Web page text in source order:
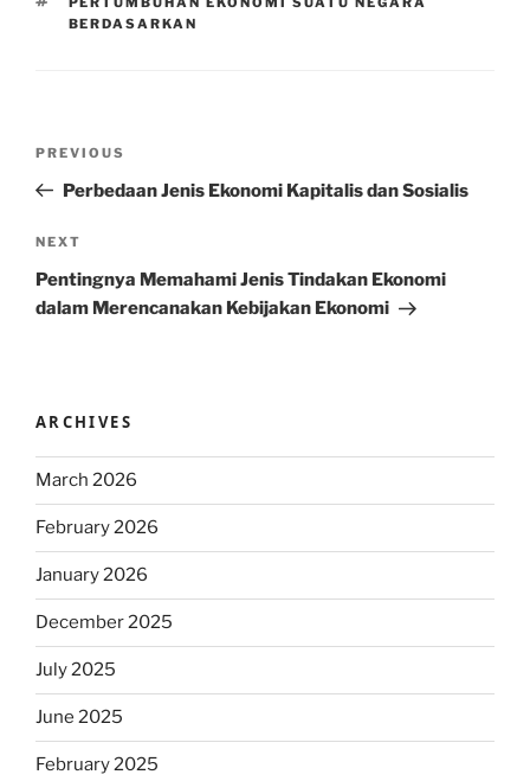
BERDASARKAN
Previous
Post
PREVIOUS
Perbedaan Jenis Ekonomi Kapitalis dan Sosialis
Next
Post
NEXT
Pentingnya Memahami Jenis Tindakan Ekonomi
dalam Merencanakan Kebijakan Ekonomi
ARCHIVES
March 2026
February 2026
January 2026
December 2025
July 2025
June 2025
February 2025